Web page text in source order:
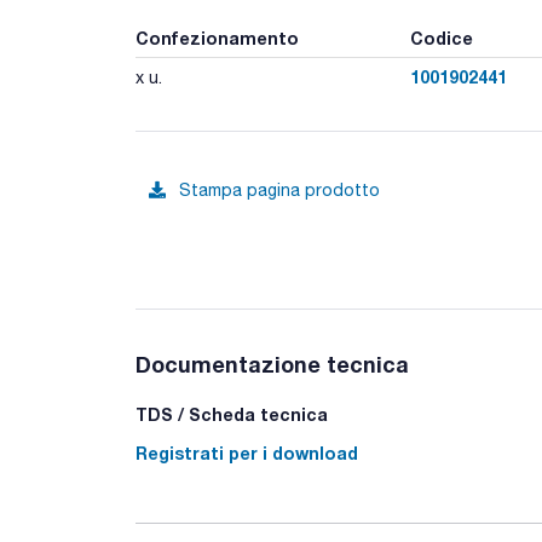
Confezionamento Codice
x u. 1001902441
Stampa pagina prodotto
Documentazione tecnica
TDS / Scheda tecnica
Registrati per i download